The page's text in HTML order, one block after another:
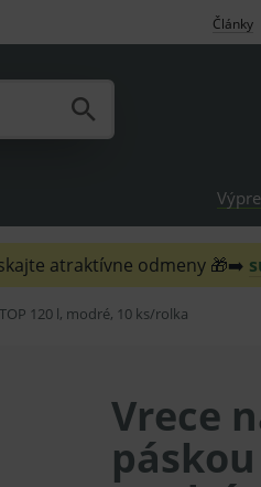
Články
atraktívne odmeny 🎁➡️
120 l, modré, 10 ks/rolka
Vrece
páskou